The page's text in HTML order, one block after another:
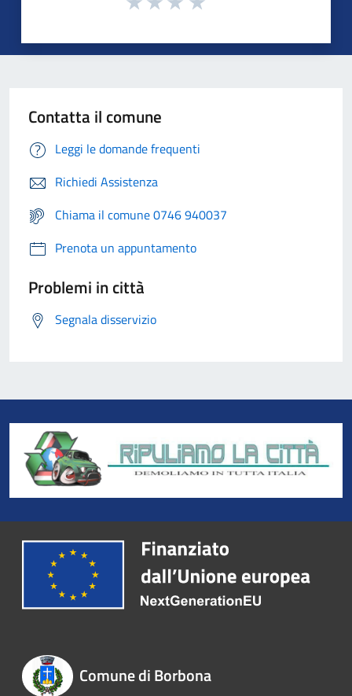
Contatta il comune
Leggi le domande frequenti
Richiedi Assistenza
Chiama il comune 0746 940037
Prenota un appuntamento
Problemi in città
Segnala disservizio
Comune di Borbona